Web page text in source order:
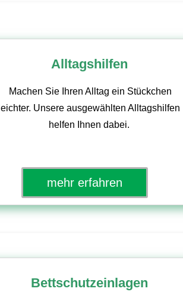
Alltagshilfen
Machen Sie Ihren Alltag ein Stückchen
leichter. Unsere ausgewählten Alltagshilfen
helfen Ihnen dabei.
mehr erfahren
Bettschutzeinlagen